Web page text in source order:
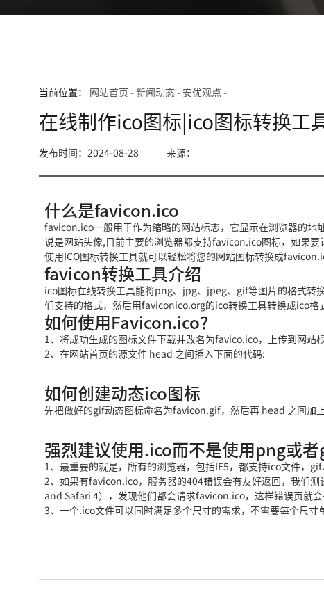
当前位置： 网站首页 -新闻动态- 安优观点 -
在线制作ico图标|ico图标转换工
发布时间：2024-08-28 来源：
什么是favicon.ico
favicon.ico一般用于作为缩略的网站标志，它显示在浏览器的
说是网站头像,目前主要的浏览器都支持favicon.ico图标，如果
使用ICO图标转换工具就可以轻松将您的网站图标转换成
favicon转换工具介绍
ico图标在线转换工具能将png、jpg、jpeg、gif等图片的格式转
们支持的格式，然后用faviconico.org的ico转换工具转换成ico
如何使用Favicon.ico？
1、将成功生成的图标文件下载并改名为favico.ico，上传到网站根
2、在网站首页的源文件 head 之间插入下面的代码:
如何创建动态ico图标
先把做好的gif动态图标命名为favicon.gif，然后再 head 之间加
强烈建议使用.ico而不是使用png或
1、最重要的就是，所有的浏览器，包括IE5，都支持ico文件，
2、如果有favicon.ico，服务器的404错误会有友好返回，我们
and Safari 4），发现他们都会请求favicon.ico，这样错误页就会
3、一个.ico文件可以同时满足多个尺寸的需求，不需要每个尺寸